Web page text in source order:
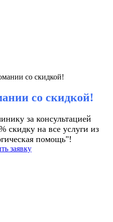
со скидкой!
за консультацией
скидку на все услуги из
помощь"!
заявку